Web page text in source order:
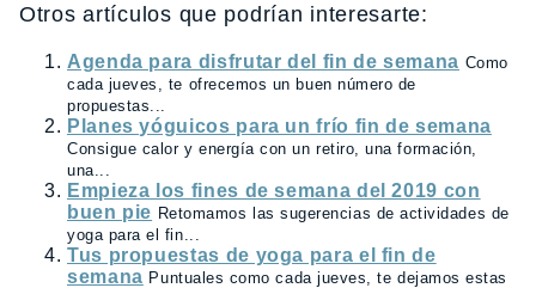
Otros artículos que podrían interesarte:
Agenda para disfrutar del fin de semana Como
cada jueves, te ofrecemos un buen número de
propuestas...
Planes yóguicos para un frío fin de semana
Consigue calor y energía con un retiro, una formación,
una...
Empieza los fines de semana del 2019 con
buen pie Retomamos las sugerencias de actividades de
yoga para el fin...
Tus propuestas de yoga para el fin de
semana Puntuales como cada jueves, te dejamos estas